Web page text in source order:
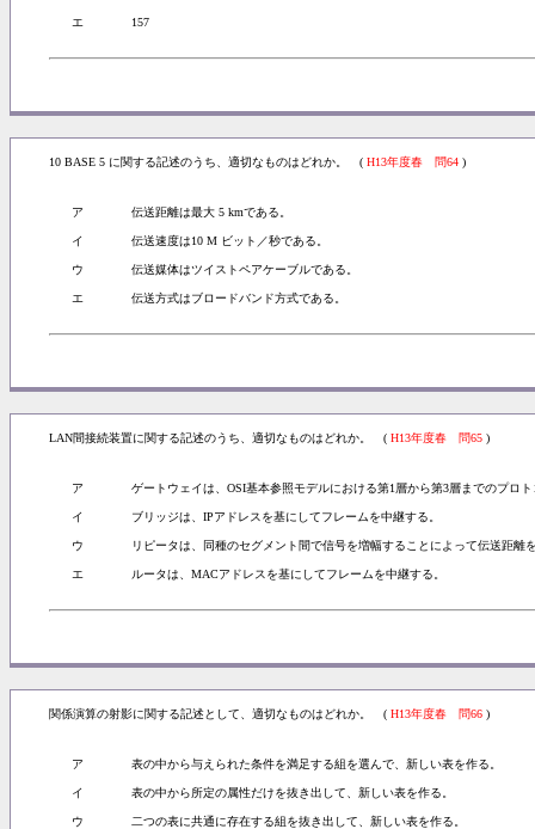
エ 157
10 BASE 5 に関する記述のうち、適切なものはどれか。 ( H13年度春 問64 )
ア 伝送距離は最大 5 kmである。
イ 伝送速度は10 M ビット／秒である。
ウ 伝送媒体はツイストペアケーブルである。
エ 伝送方式はブロードバンド方式である。
LAN間接続装置に関する記述のうち、適切なものはどれか。 ( H13年度春 問65 )
ア ゲートウェイは、OSI基本参照モデルにおける第1層から第3層までのプロ
イ ブリッジは、IPアドレスを基にしてフレームを中継する。
ウ リピータは、同種のセグメント間で信号を増幅することによって伝送距離
エ ルータは、MACアドレスを基にしてフレームを中継する。
関係演算の射影に関する記述として、適切なものはどれか。 ( H13年度春 問66 )
ア 表の中から与えられた条件を満足する組を選んで、新しい表を作る。
イ 表の中から所定の属性だけを抜き出して、新しい表を作る。
ウ 二つの表に共通に存在する組を抜き出して、新しい表を作る。